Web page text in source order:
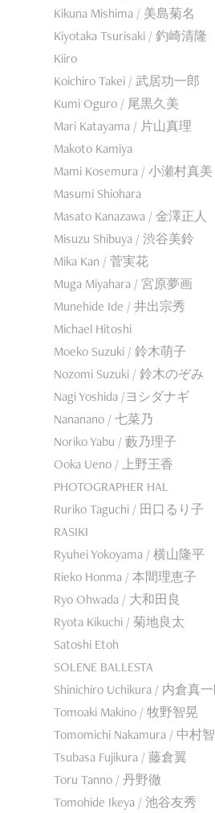
Kikuna Mishima / 美島菊名
Kiyotaka Tsurisaki / 釣崎清隆
Kiiro
Koichiro Takei / 武居功一郎
Kumi Oguro / 尾黒久美
Mari Katayama / 片山真理
Makoto Kamiya
Mami Kosemura / 小瀬村真美
Masumi Shiohara
Masato Kanazawa / 金澤正人
Misuzu Shibuya / 渋谷美鈴
Mika Kan / 菅実花
Muga Miyahara / 宮原夢画
Munehide Ide / 井出宗秀
Michael Hitoshi
Moeko Suzuki / 鈴木萌子
Nozomi Suzuki / 鈴木のぞみ
Nagi Yoshida /ヨシダナギ
Nananano / 七菜乃
Noriko Yabu / 藪乃理子
Ooka Ueno / 上野王香
PHOTOGRAPHER HAL
Ruriko Taguchi / 田口るり子
RASIKI
Ryuhei Yokoyama / 横山隆平
Rieko Honma / 本間理恵子
Ryo Ohwada / 大和田良
Ryota Kikuchi / 菊地良太
Satoshi Etoh
SOLENE BALLESTA
Shinichiro Uchikura / 内倉真
Tomoaki Makino / 牧野智晃
Tomomichi Nakamura / 中村
Tsubasa Fujikura / 藤倉翼
Toru Tanno / 丹野徹
Tomohide Ikeya / 池谷友秀